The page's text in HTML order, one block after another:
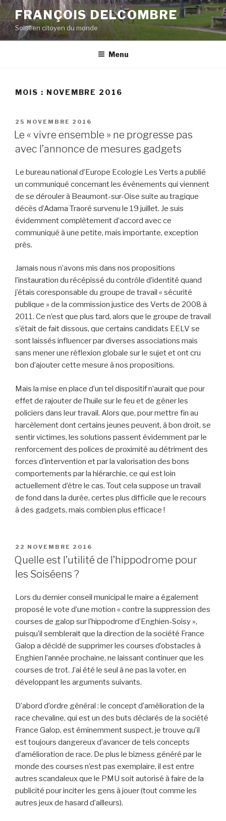
Aller
au
contenu
principal
FRANÇOIS DELCOMBRE
Soiséen citoyen du monde
Menu
MOIS : NOVEMBRE 2016
PUBLIÉ
LE
25 NOVEMBRE 2016
Le « vivre ensemble » ne progresse pas
avec l’annonce de mesures gadgets
Le bureau national d’Europe Ecologie Les Verts a publié
un communiqué concernant les événements qui viennent
de se dérouler à Beaumont-sur-Oise suite au tragique
décès d’Adama Traoré survenu le 19 juillet. Je suis
évidemment complètement d’accord avec ce
communiqué à une petite, mais importante, exception
près.
Jamais nous n’avons mis dans nos propositions
l’instauration du récépissé du contrôle d’identité quand
j’étais coresponsable du groupe de travail « sécurité
publique » de la commission justice des Verts de 2008 à
2011. Ce n’est que plus tard, alors que le groupe de travail
s’était de fait dissous, que certains candidats EELV se
sont laissés influencer par diverses associations mais
sans mener une réflexion globale sur le sujet et ont cru
bon d’ajouter cette mesure à nos propositions.
Mais la mise en place d’un tel dispositif n’aurait que pour
effet de rajouter de l’huile sur le feu et de gêner les
policiers dans leur travail. Alors que, pour mettre fin au
harcèlement dont certains jeunes peuvent, à bon droit, se
sentir victimes, les solutions passent évidemment par le
renforcement des polices de proximité au détriment des
forces d’intervention et par la valorisation des bons
comportements par la hiérarchie, ce qui est loin
actuellement d’être le cas. Tout cela suppose un travail
de fond dans la durée, certes plus difficile que le recours
à des gadgets, mais combien plus efficace !
PUBLIÉ
LE
22 NOVEMBRE 2016
Quelle est l’utilité de l’hippodrome pour
les Soiséens ?
Lors du dernier conseil municipal le maire a également
proposé le vote d’une motion « contre la suppression des
courses de galop sur l’hippodrome d’Enghien-Soisy »,
puisqu’il semblerait que la direction de la société France
Galop a décidé de supprimer les courses d’obstacles à
Enghien l’année prochaine, ne laissant continuer que les
courses de trot. J’ai été le seul à ne pas la voter, en
développant les arguments suivants.
D’abord d’ordre général : le concept d’amélioration de la
race chevaline, qui est un des buts déclarés de la société
France Galop, est éminemment suspect, je trouve qu’il
est toujours dangereux d’avancer de tels concepts
d’amélioration de race. De plus le bizness généré par le
monde des courses n’est pas exemplaire, il est entre
autres scandaleux que le PMU soit autorisé à faire de la
publicité pour inciter les gens à jouer (tout comme les
autres jeux de hasard d’ailleurs).